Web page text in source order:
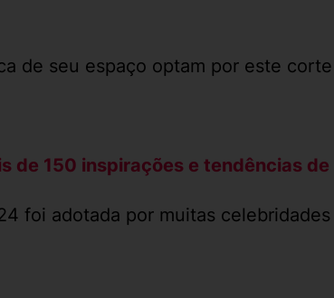
de seu espaço optam por este
de 150 inspirações e tendências
foi adotada por muitas